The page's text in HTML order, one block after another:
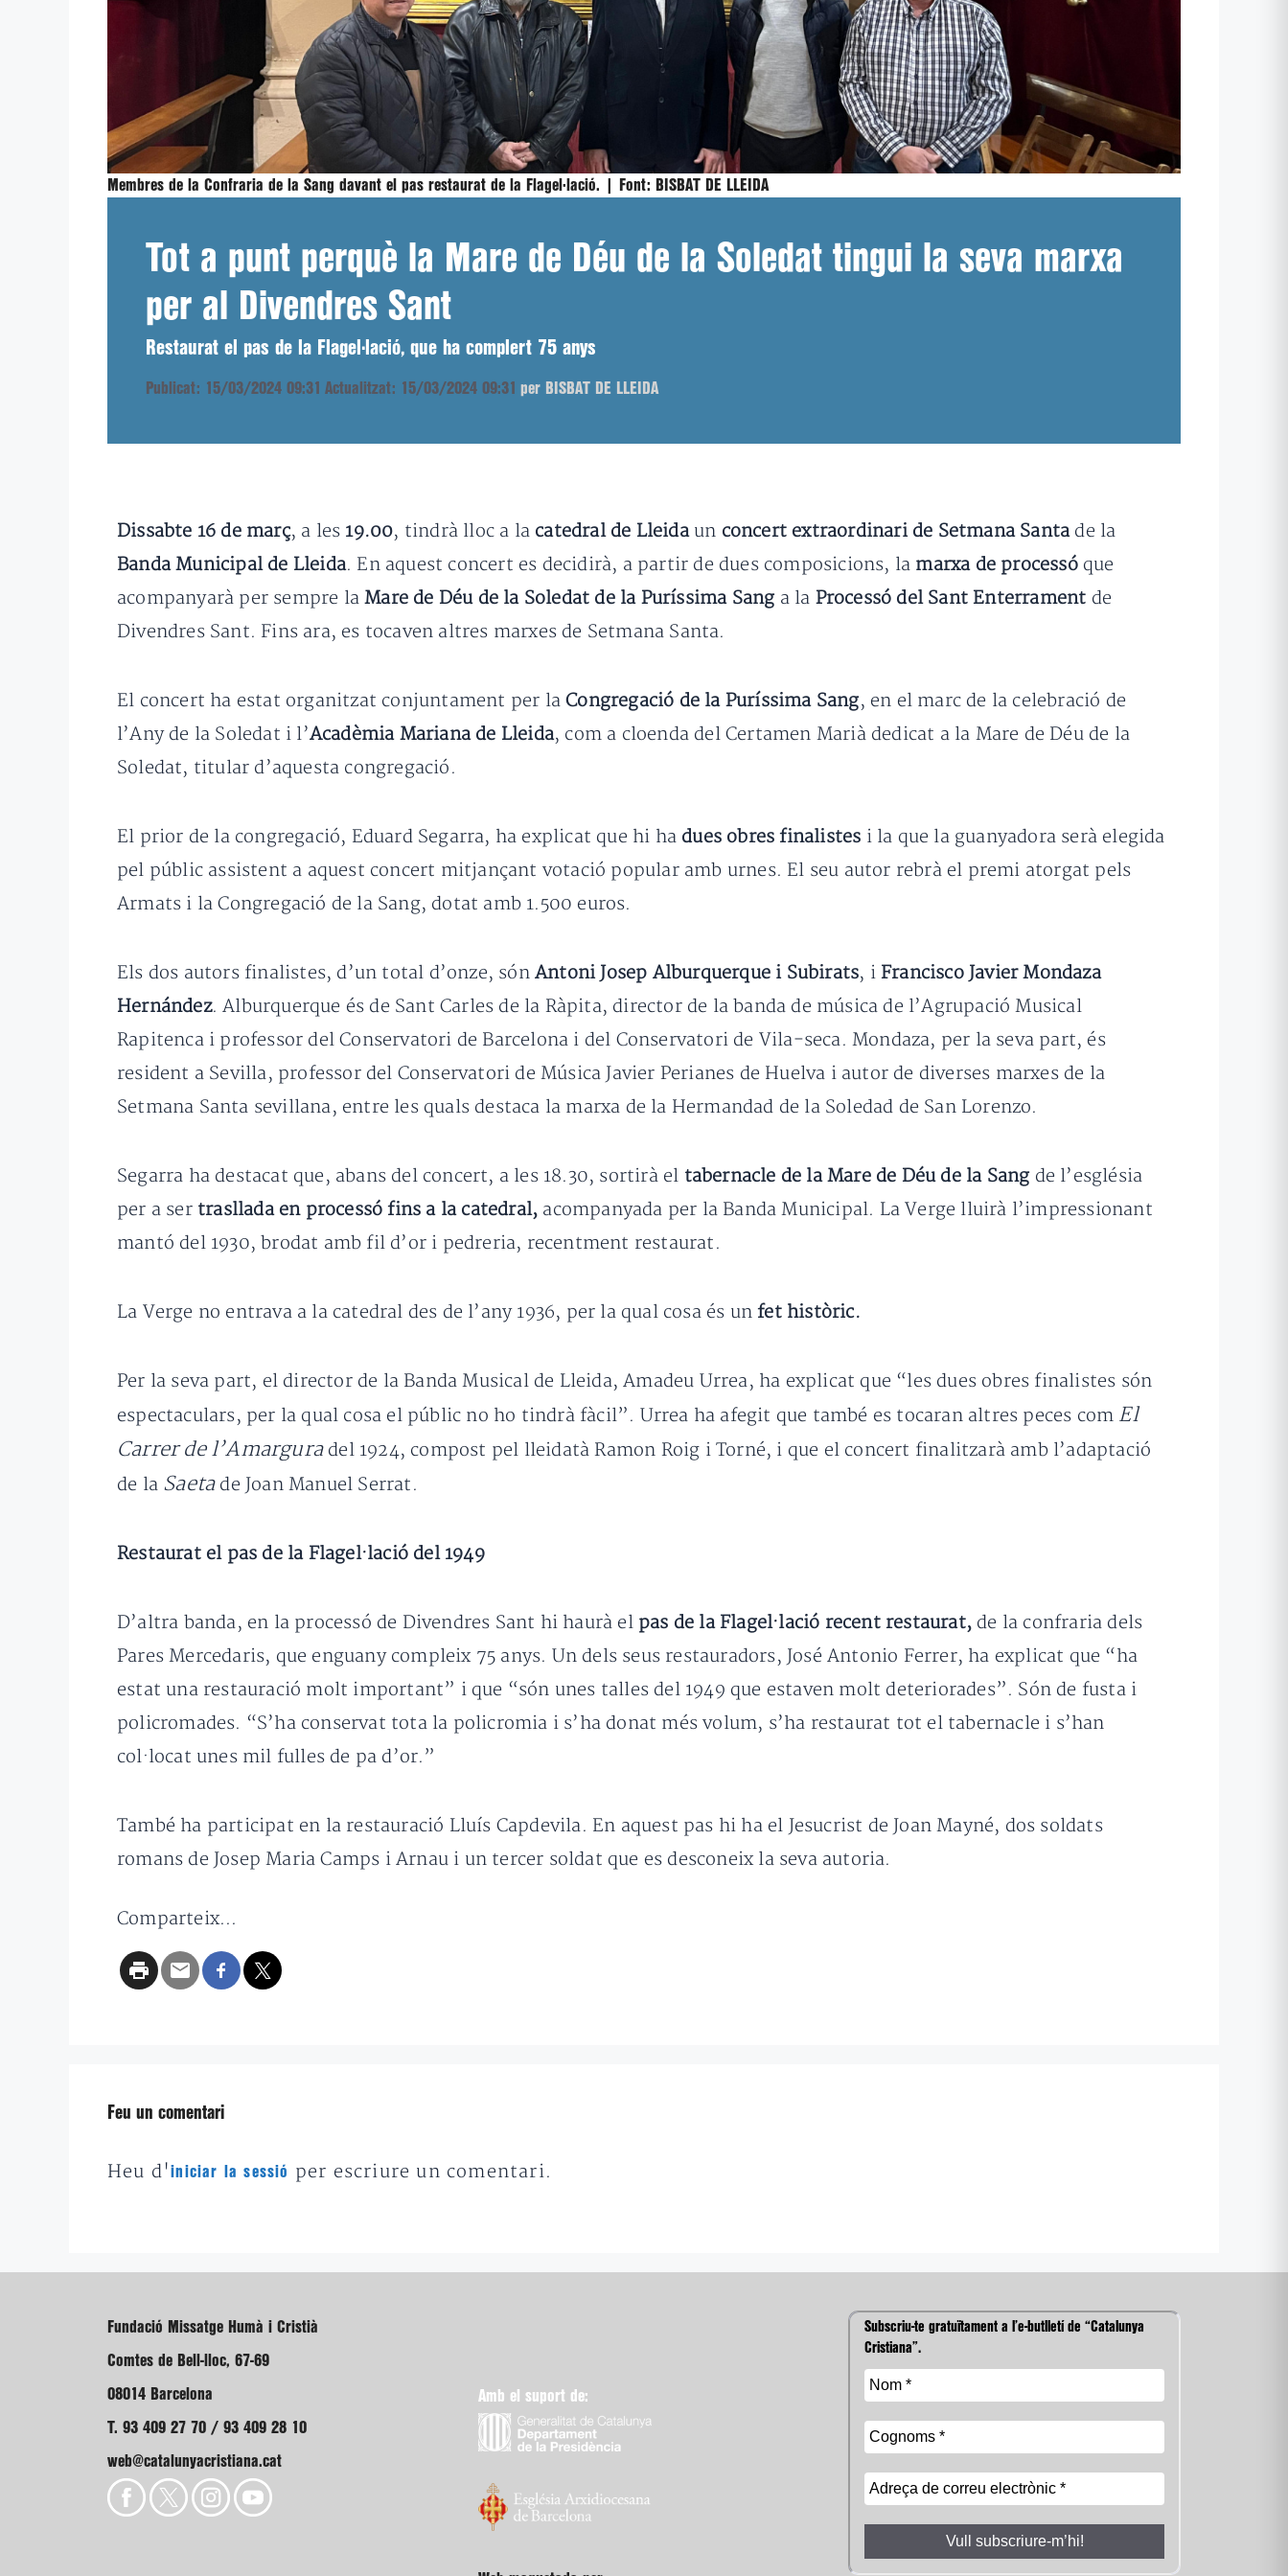
Membres de la Confraria de la Sang davant el pas restaurat de la Flagel·lació. | Font: BISBAT DE LLEIDA
Tot a punt perquè la Mare de Déu de la Soledat tingui la seva marxa
per al Divendres Sant
Restaurat el pas de la Flagel·lació, que ha complert 75 anys
Publicat: 15/03/2024 09:31 Actualitzat: 15/03/2024 09:31 per BISBAT DE LLEIDA
Dissabte 16 de març, a les 19.00, tindrà lloc a la catedral de Lleidaun concert extraordinari de Setmana Santade la
Banda Municipal de Lleida. En aquest concert es decidirà, a partir de dues composicions, la marxa de processó que
acompanyarà per sempre laMare de Déu de la Soledat de la Puríssima Sang a la Processó del Sant Enterrament de
Divendres Sant. Fins ara, es tocaven altres marxes de Setmana Santa.
El concert ha estat organitzat conjuntament per laCongregació de la Puríssima Sang, en el marc de la celebració de
l’Any de la Soledat i l’Acadèmia Mariana de Lleida, com a cloenda del Certamen Marià dedicat a la Mare de Déu de la
Soledat, titular d’aquesta congregació.
El prior de la congregació, Eduard Segarra, ha explicat que hi ha dues obres finalistes i la que la guanyadora serà elegida
pel públic assistent a aquest concert mitjançant votació popular amb urnes. El seu autor rebrà el premi atorgat pels
Armats i la Congregació de la Sang, dotat amb 1.500 euros.
Els dos autors finalistes, d’un total d’onze, són Antoni Josep Alburquerque i Subirats, i Francisco Javier Mondaza
Hernández. Alburquerque és de Sant Carles de la Ràpita, director de la banda de música de l’Agrupació Musical
Rapitenca i professor del Conservatori de Barcelona i del Conservatori de Vila-seca. Mondaza, per la seva part, és
resident a Sevilla, professor del Conservatori de Música Javier Perianes de Huelva i autor de diverses marxes de la
Setmana Santa sevillana, entre les quals destaca la marxa de la Hermandad de la Soledad de San Lorenzo.
Segarra ha destacat que, abans del concert, a les 18.30, sortirà el tabernacle de la Mare de Déu de la Sang de l’església
per a sertrasllada en processó fins a la catedral, acompanyada per la Banda Municipal. La Verge lluirà l’impressionant
mantó del 1930, brodat amb fil d’or i pedreria, recentment restaurat.
La Verge no entrava a la catedral des de l’any 1936, per la qual cosa és unfet històric.
Per la seva part, el director de la Banda Musical de Lleida, Amadeu Urrea, ha explicat que “les dues obres finalistes són
espectaculars, per la qual cosa el públic no ho tindrà fàcil”. Urrea ha afegit que també es tocaran altres peces com El
Carrer de l’Amarguradel 1924, compost pel lleidatà Ramon Roig i Torné, i que el concert finalitzarà amb l’adaptació
de la Saetade Joan Manuel Serrat.
Restaurat el pas de la Flagel·lació del 1949
D’altra banda, en la processó de Divendres Sant hi haurà el pas de la Flagel·lació recent restaurat, de la confraria dels
Pares Mercedaris, que enguany compleix 75 anys. Un dels seus restauradors, José Antonio Ferrer, ha explicat que “ha
estat una restauració molt important” i que “són unes talles del 1949 que estaven molt deteriorades”. Són de fusta i
policromades. “S’ha conservat tota la policromia i s’ha donat més volum, s’ha restaurat tot el tabernacle i s’han
col·locat unes mil fulles de pa d’or.”
També ha participat en la restauració Lluís Capdevila. En aquest pas hi ha el Jesucrist de Joan Mayné, dos soldats
romans de Josep Maria Camps i Arnau i un tercer soldat que es desconeix la seva autoria.
Comparteix...
Feu un comentari
Heu d'iniciar la sessió per escriure un comentari.
Fundació Missatge Humà i Cristià
Comtes de Bell-lloc, 67-69
08014 Barcelona
T. 93 409 27 70 / 93 409 28 10
web@catalunyacristiana.cat
Amb el suport de:
Subscriu-te gratuïtament a l’e-butlletí de “Catalunya
Cristiana”.